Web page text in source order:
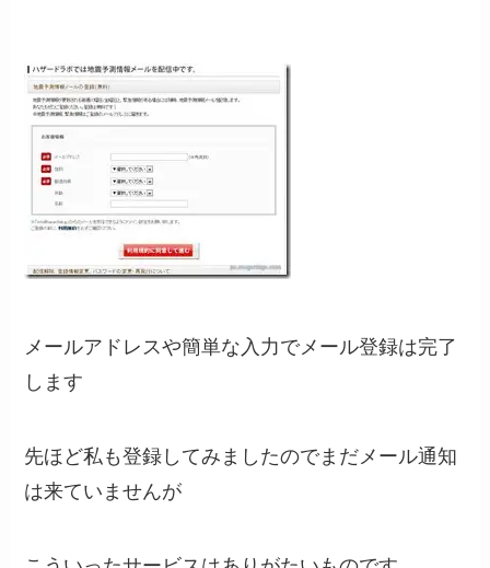
メールアドレスや簡単な入力でメール登録は完了
します
先ほど私も登録してみましたのでまだメール通知
は来ていませんが